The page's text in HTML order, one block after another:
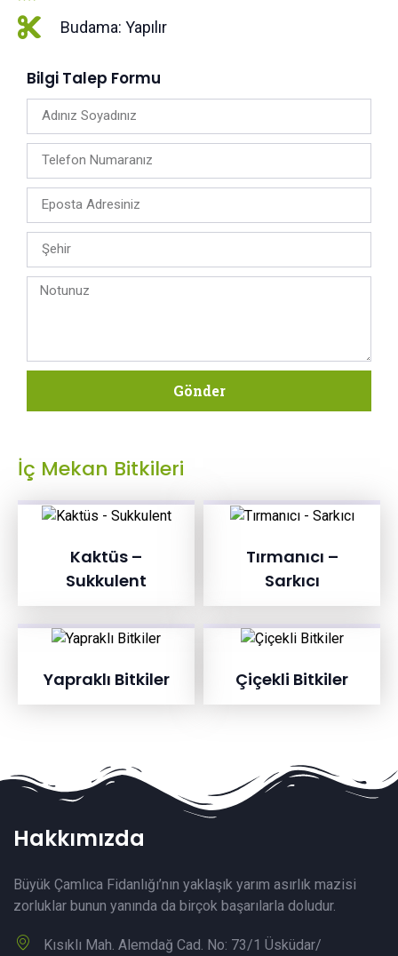
Budama: Yapılır
Bilgi Talep Formu
Gönder
İç Mekan Bitkileri
Kaktüs –
Sukkulent
Tırmanıcı –
Sarkıcı
Yapraklı Bitkiler Çiçekli Bitkiler
Hakkımızda
Büyük Çamlıca Fidanlığı’nın yaklaşık yarım asırlık mazisi
zorluklar bunun yanında da birçok başarılarla doludur.
Kısıklı Mah. Alemdağ Cad. No: 73/1 Üsküdar/